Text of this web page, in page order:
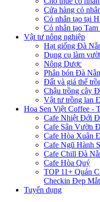
Cửa hàng cỏ
Cỏ nhân tạo tại
Cỏ nhân tạo
Vật tư nông nghiệp
Hạt giống Đà
Dụng cụ làm
Nông Dược
Phân bón Đà
Đất và giá thể
Chậu trồng cây
Vật tư trồng lan
Hoa Sen Việt Coffee -
Cafe Nhiệt Đới
Cafe Sân Vườn
Cafe Hòa Xuân
Cafe Ngũ Hành
Cafe Chill Đà
Cafe Hòa Quý
TOP 11+ Quán
Checkin Đẹp Mắt
Tuyển dụng